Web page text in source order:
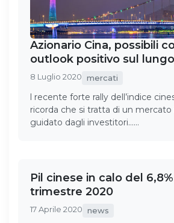
Azionario Cina, possibili
outlook positivo sul
8 Luglio 2020 mercati
l recente forte rally dell’indice
ricorda che si tratta di un
guidato dagli investitori……
Pil cinese in calo del
trimestre 2020
17 Aprile 2020 news